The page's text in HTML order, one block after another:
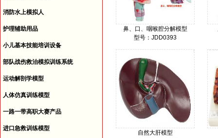
鼻、口、咽喉腔分解模型
型号：JDD0393
自然大肝模型
消防水上模拟人
护理辅助用品
小儿基本技能培训设备
部队战伤救治模拟训练系统
运动解剖学模型
人体仿真训练模型
一路一带高职大赛产品
进口急救训练模型